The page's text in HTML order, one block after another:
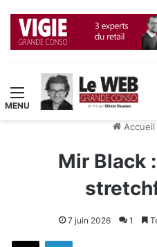
Menu
Accueil
Mir Black
7 juin 2026 1
X Linkedin